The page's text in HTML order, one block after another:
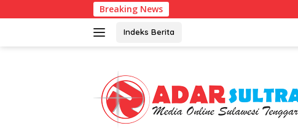
ke
Breaking News Gerakan
Indeks Berita